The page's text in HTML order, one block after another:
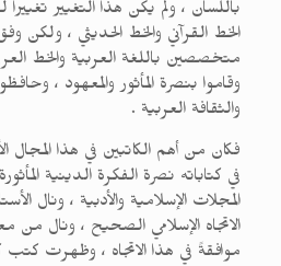
باللسان ، ولم يكن هذا التغيير
الخط القرآني والخط الحديثي ، ولكن
متخصصين باللغة العربية والخط
وقاموا بنصرة المأثور والمعهود ،
والثقافة العربية .
فكان من أهم الكاتبين في هذا المجال
في كتاباته نصرة الفكرة الدينية
المجلات الإسلامية والأدبية ، ونال
الاتجاه الإسلامي الصحيح ، ونال من
موافقةً في هذا الاتجاه ، وظهرت كتب